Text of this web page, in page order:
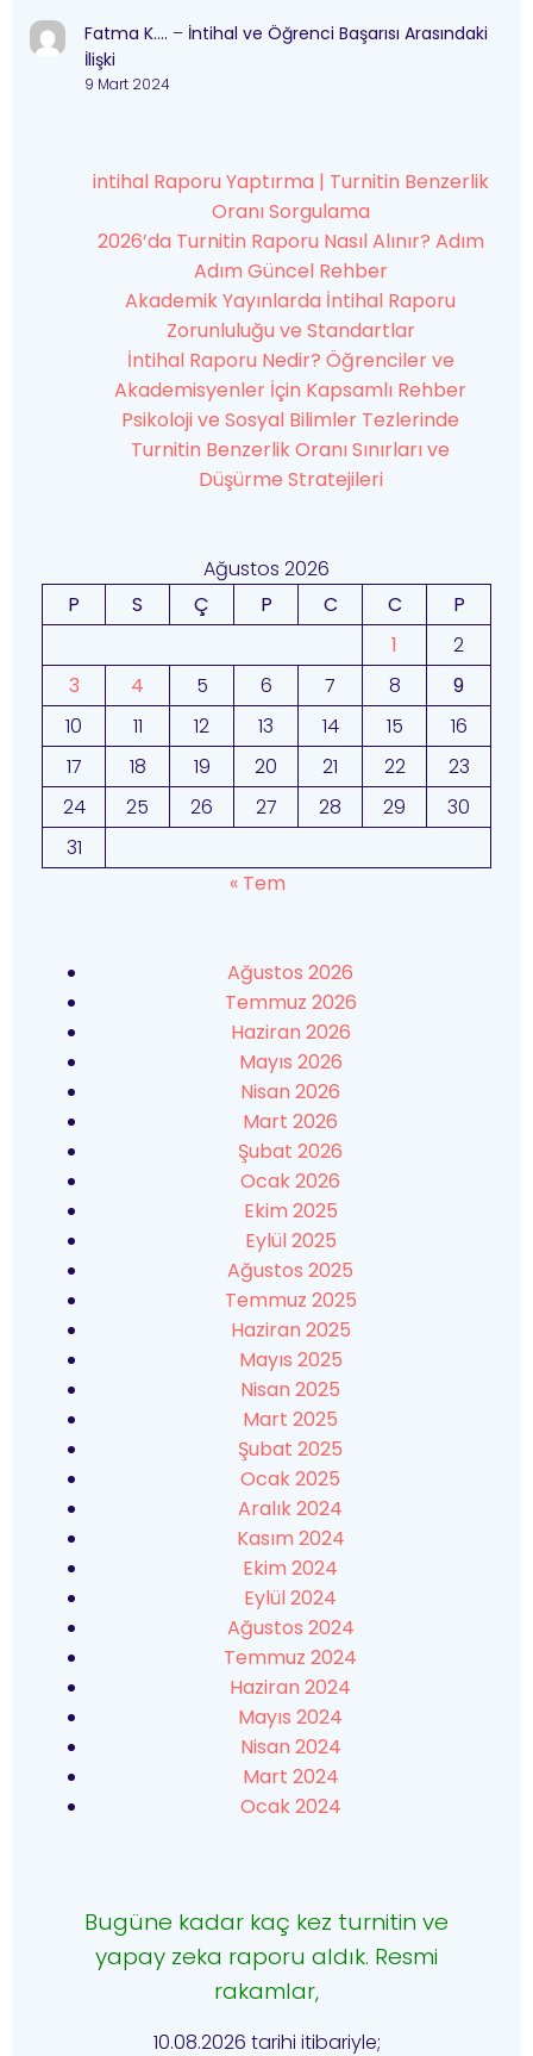
Fatma K…. – İntihal ve Öğrenci Başarısı Arasındaki
İlişki
9 Mart 2024
intihal Raporu Yaptırma | Turnitin Benzerlik
Oranı Sorgulama
2026’da Turnitin Raporu Nasıl Alınır? Adım
Adım Güncel Rehber
Akademik Yayınlarda İntihal Raporu
Zorunluluğu ve Standartlar
İntihal Raporu Nedir? Öğrenciler ve
Akademisyenler İçin Kapsamlı Rehber
Psikoloji ve Sosyal Bilimler Tezlerinde
Turnitin Benzerlik Oranı Sınırları ve
Düşürme Stratejileri
Ağustos 2026
P
S Ç P C C
P
1
2
3
4 5 6 7 8
9
10
11 12 13 14 15
16
17
18 19 20 21 22
23
24
25 26 27 28 29
30
31
« Tem
Ağustos 2026
Temmuz 2026
Haziran 2026
Mayıs 2026
Nisan 2026
Mart 2026
Şubat 2026
Ocak 2026
Ekim 2025
Eylül 2025
Ağustos 2025
Temmuz 2025
Haziran 2025
Mayıs 2025
Nisan 2025
Mart 2025
Şubat 2025
Ocak 2025
Aralık 2024
Kasım 2024
Ekim 2024
Eylül 2024
Ağustos 2024
Temmuz 2024
Haziran 2024
Mayıs 2024
Nisan 2024
Mart 2024
Ocak 2024
Bugüne kadar kaç kez turnitin ve
yapay zeka raporu aldık. Resmi
rakamlar,
10.08.2026 tarihi itibariyle;